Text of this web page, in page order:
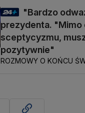
"Bardzo
prezydenta. "Mimo
sceptycyzmu,
pozytywnie"
ROZMOWY O KOŃCU